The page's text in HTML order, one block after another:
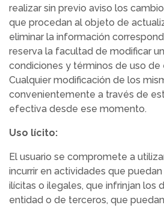
realizar sin previo aviso los
que procedan al objeto de
eliminar la información
reserva la facultad de modificar
condiciones y términos de uso de
Cualquier modificación de los
convenientemente a través de
efectiva desde ese momento.
Uso lícito:
El usuario se compromete a
incurrir en actividades que
ilícitas o ilegales, que infrinjan los
entidad o de terceros, que puedan